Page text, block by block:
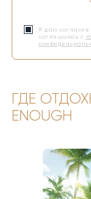
Я даю согласие
соглашаюсь с
ГДЕ
ENOUGH